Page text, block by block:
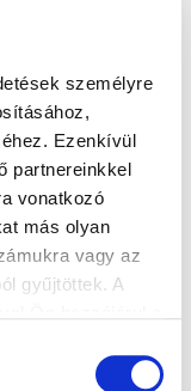
személyre
Ezenkívül
partnereinkkel
vonatkozó
más olyan
vagy az
gyűjtöttek. A